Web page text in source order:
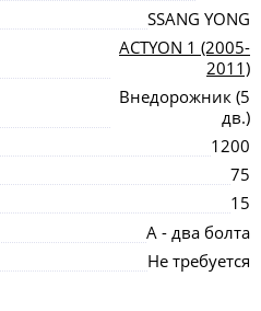
SSANG YONG
ACTYON 1 (2005-
2011)
Внедорожник (5
дв.)
1200
75
15
А - два болта
Не требуется